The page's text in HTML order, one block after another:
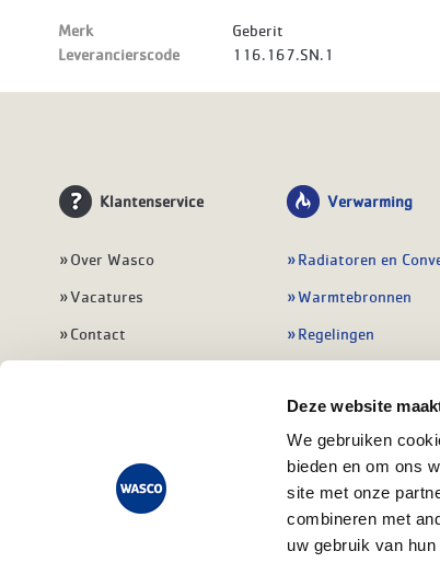
Deze website
We gebruiken
bieden en om ons
site met onze
combineren met
uw gebruik van
Merk
Geberit
Leverancierscode
116.167.SN.1
Klantenservice
Over Wasco
Vacatures
Contact
Veelgestelde vragen
Verwarming
Radiatoren en
Warmtebronnen
Regelingen
Leidingwerk
Alle verwarming